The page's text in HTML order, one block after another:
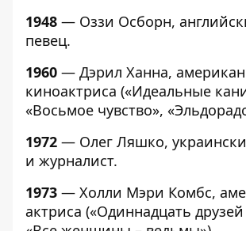
1948 — Оззи Осборн,
певец.
1960 — Дэрил Ханна,
киноактриса («Идеальные
«Восьмое чувство»,
1972 — Олег Ляшко,
и журналист.
1973 — Холли Мэри Комбс,
актриса («Одиннадцать